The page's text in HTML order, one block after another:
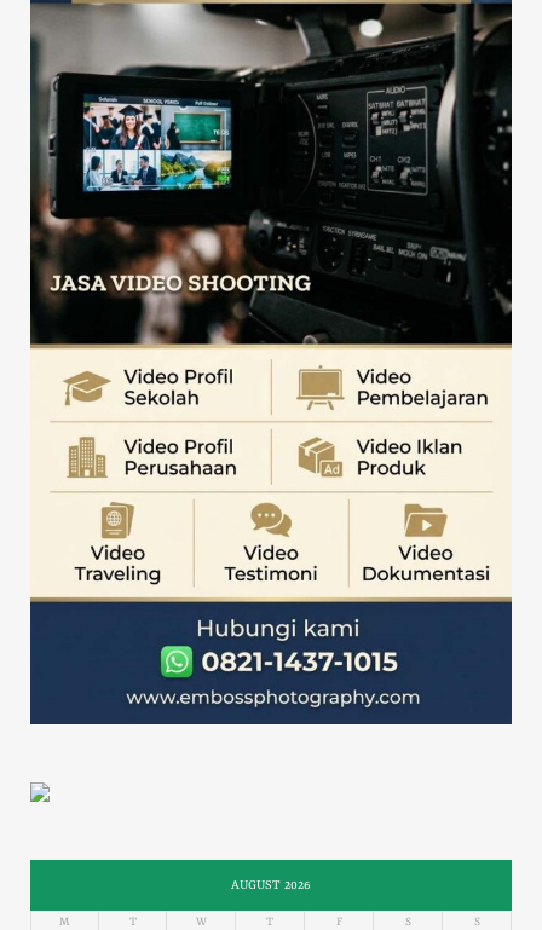
AUGUST 2026
M T W T F S S